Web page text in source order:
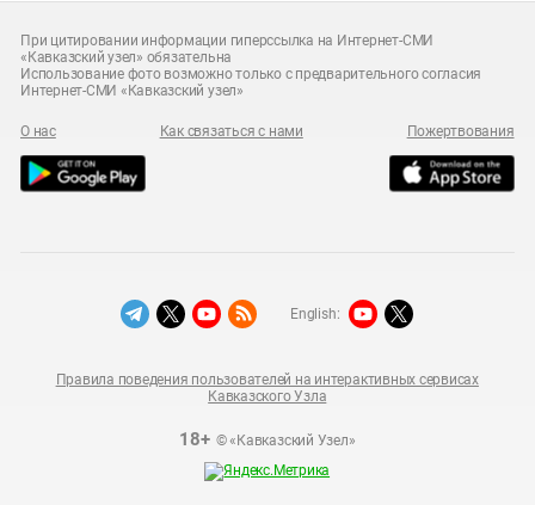
При цитировании информации гиперссылка на Интернет-СМИ
«Кавказский узел» обязательна
Использование фото возможно только с предварительного согласия
Интернет-СМИ «Кавказский узел»
О нас Как связаться с нами Пожертвования
18+© «Кавказский Узел»
Правила поведения пользователей на интерактивных сервисах
Кавказского Узла
English: